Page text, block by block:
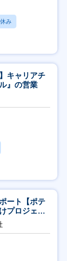
み
キャリアチ
』の営業
ート【ポテ
プロジェク